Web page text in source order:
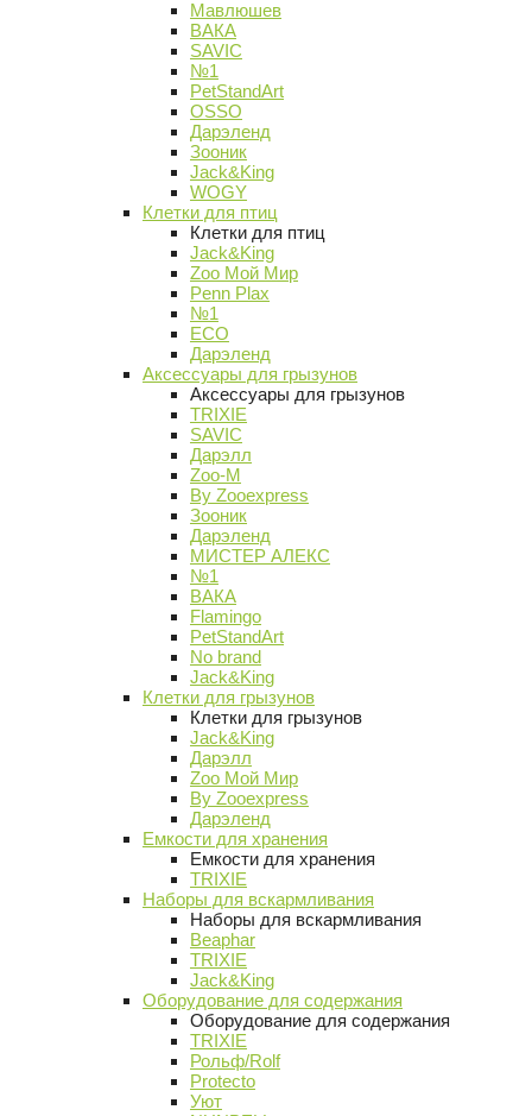
Мавлюшев
ВАКА
SAVIC
№1
PetStandArt
OSSO
Дарэленд
Зооник
Jack&King
WOGY
Клетки для птиц
Клетки для птиц
Jack&King
Zoo Мой Мир
Penn Plax
№1
ECO
Дарэленд
Аксессуары для грызунов
Аксессуары для грызунов
TRIXIE
SAVIC
Дарэлл
Zoo-M
By Zooexpress
Зооник
Дарэленд
МИСТЕР АЛЕКС
№1
ВАКА
Flamingo
PetStandArt
No brand
Jack&King
Клетки для грызунов
Клетки для грызунов
Jack&King
Дарэлл
Zoo Мой Мир
By Zooexpress
Дарэленд
Емкости для хранения
Емкости для хранения
TRIXIE
Наборы для вскармливания
Наборы для вскармливания
Beaphar
TRIXIE
Jack&King
Оборудование для содержания
Оборудование для содержания
TRIXIE
Рольф/Rolf
Protecto
Уют